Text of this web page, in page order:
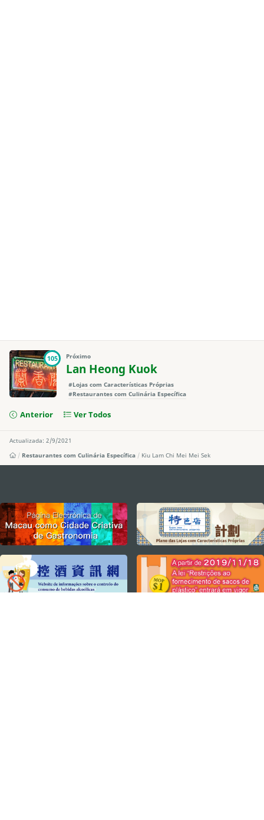
105 Próximo
Lan Heong Kuok
#Lojas com Características Próprias
#Restaurantes com Culinária Específica
Anterior Ver Todos
Actualizada: 2/9/2021
Restaurantes com Culinária Específica
Kiu Lam Chi Mei Mei Sek
external links